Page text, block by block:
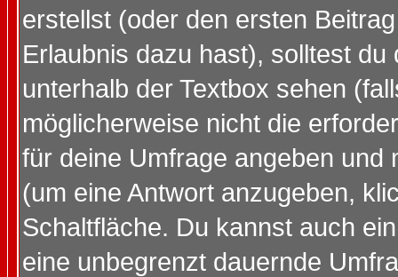
erstellst (oder den ersten
Erlaubnis dazu hast), solltest
unterhalb der Textbox sehen
möglicherweise nicht die
für deine Umfrage angeben und
(um eine Antwort anzugeben,
Schaltfläche. Du kannst auch
eine unbegrenzt dauernde